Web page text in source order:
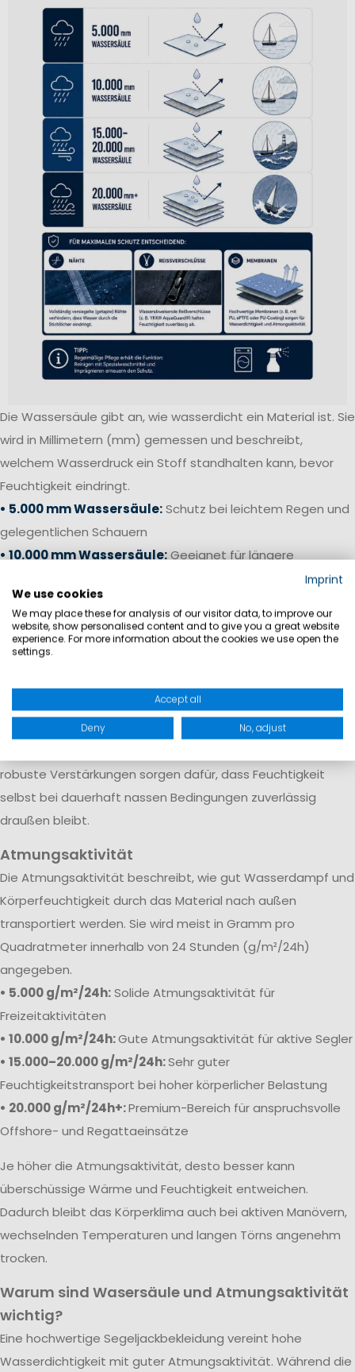
Die Wassersäule gibt an, wie wasserdicht ein Material ist. Sie
wird in Millimetern (mm) gemessen und beschreibt,
welchem Wasserdruck ein Stoff standhalten kann, bevor
Feuchtigkeit eindringt.
• 5.000 mm Wassersäule:Schutz bei leichtem Regen und
gelegentlichen Schauern
• 10.000 mm Wassersäule:Geeignet für längere
Regenphasen und anspruchsvolle Outdoor-Aktivitäten
• 15.000–20.000 mm Wassersäule:
für Küstensegeln und anspruchsvolle Bedingungen
• 20.000 mm+ Wassersäule:Offshore-Niveau für starken
Gerade bei Segelhosen und Salopetten ist neben einer
hohen Wassersäule auch die Verarbeitung entscheidend.
robuste Verstärkungen sorgen dafür, dass Feuchtigkeit
selbst bei dauerhaft nassen Bedingungen zuverlässig
draußen bleibt.
Atmungsaktivität
Die Atmungsaktivität beschreibt, wie gut Wasserdampf und
Körperfeuchtigkeit durch das Material nach außen
transportiert werden. Sie wird meist in Gramm pro
Quadratmeter innerhalb von 24 Stunden (g/m²/24h)
angegeben.
• 5.000 g/m²/24h:Solide Atmungsaktivität für
Freizeitaktivitäten
• 10.000 g/m²/24h:Gute Atmungsaktivität für aktive Segler
• 15.000–20.000 g/m²/24h:Sehr guter
Feuchtigkeitstransport bei hoher körperlicher Belastung
• 20.000 g/m²/24h+:Premium-Bereich für anspruchsvolle
Offshore- und Regattaeinsätze
Je höher die Atmungsaktivität, desto besser kann
überschüssige Wärme und Feuchtigkeit entweichen.
Dadurch bleibt das Körperklima auch bei aktiven Manövern,
wechselnden Temperaturen und langen Törns angenehm
trocken.
Warum sind Wasersäule und Atmungsaktivität
wichtig?
Eine hochwertige Segeljackbekleidung vereint hohe
Wasserdichtigkeit mit guter Atmungsaktivität. Während die
Imprint
We use cookies
We may place these for analysis of our visitor data, to improve our
website, show personalised content and to give you a great website
experience. For more information about the cookies we use open the
settings.
Accept all
Deny No, adjust